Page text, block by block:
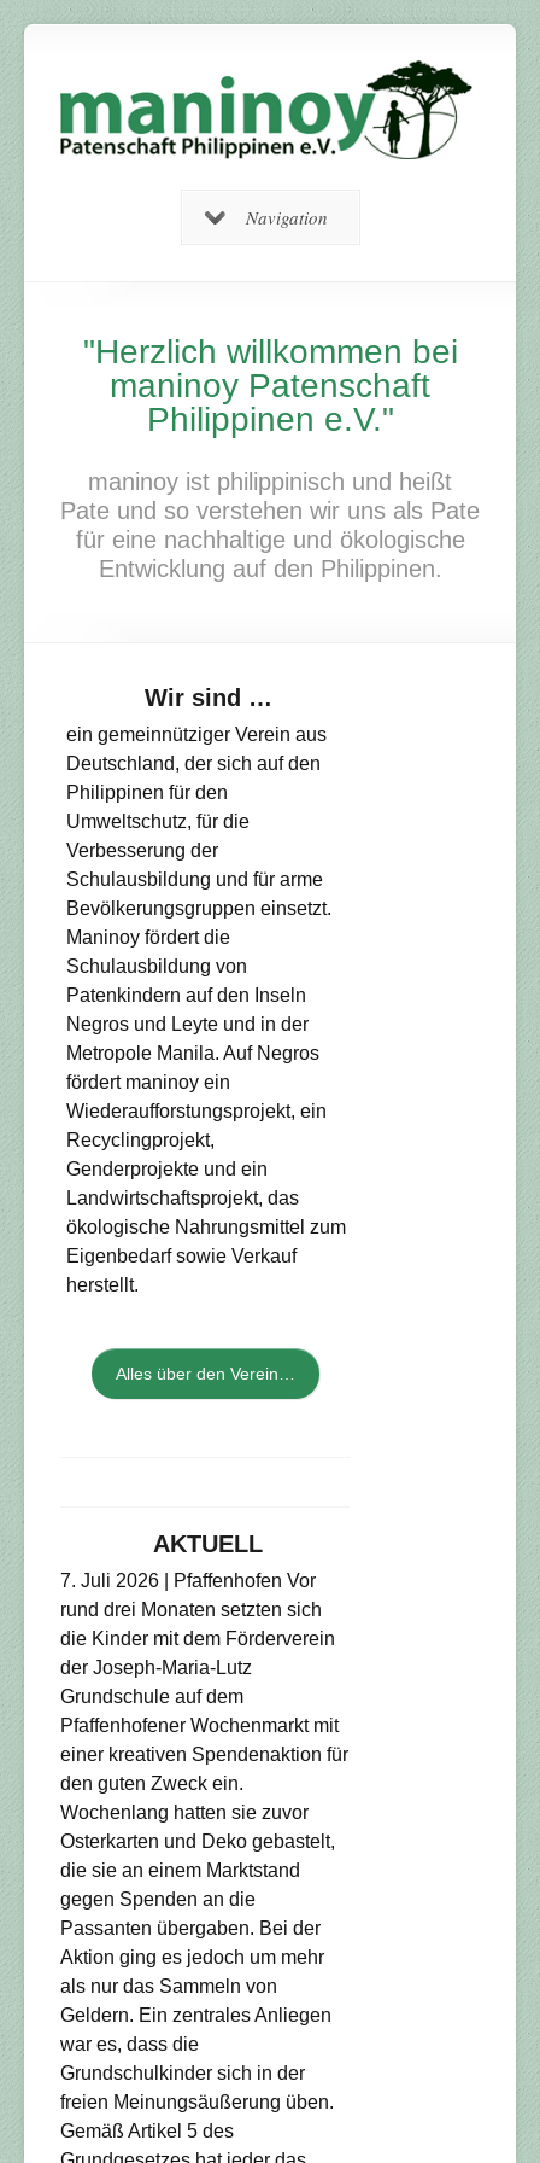
Navigation
"Herzlich willkommen bei
maninoy Patenschaft
Philippinen e.V."
maninoy ist philippinisch und heißt
Pate und so verstehen wir uns als Pate
für eine nachhaltige und ökologische
Entwicklung auf den Philippinen.
Wir sind …
ein gemeinnütziger Verein aus
Deutschland, der sich auf den
Philippinen für den
Umweltschutz, für die
Verbesserung der
Schulausbildung und für arme
Bevölkerungsgruppen einsetzt.
Maninoy fördert die
Schulausbildung von
Patenkindern auf den Inseln
Negros und Leyte und in der
Metropole Manila. Auf Negros
fördert maninoy ein
Wiederaufforstungsprojekt, ein
Recyclingprojekt,
Genderprojekte und ein
Landwirtschaftsprojekt, das
ökologische Nahrungsmittel zum
Eigenbedarf sowie Verkauf
herstellt.
Alles über den Verein…
AKTUELL
7. Juli 2026 | Pfaffenhofen Vor
rund drei Monaten setzten sich
die Kinder mit dem Förderverein
der Joseph-Maria-Lutz
Grundschule auf dem
Pfaffenhofener Wochenmarkt mit
einer kreativen Spendenaktion für
den guten Zweck ein.
Wochenlang hatten sie zuvor
Osterkarten und Deko gebastelt,
die sie an einem Marktstand
gegen Spenden an die
Passanten übergaben. Bei der
Aktion ging es jedoch um mehr
als nur das Sammeln von
Geldern. Ein zentrales Anliegen
war es, dass die
Grundschulkinder sich in der
freien Meinungsäußerung üben.
Gemäß Artikel 5 des